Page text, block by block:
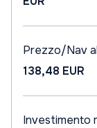
Prezzo/Nav
138,48 EUR
Investimento